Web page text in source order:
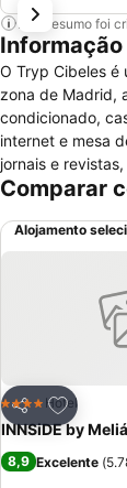
Este resumo foi
Informação
O Tryp Cibeles é
zona de Madrid,
condicionado,
internet e mesa
jornais e
bagagem,
pago. Aqui terá
Comparar
Alojamento
Partilhar
Adicionar
4 EstrelasHotel
INNSiDE by
8,9 Excelente (